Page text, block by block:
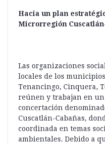
Hacia un plan
Microrregión
Las organizaciones
locales de los
Tenancingo, Cinquera,
reúnen y trabajan en un
concertación
Cuscatlán-Cabañas,
coordinada en temas
ambientales. Debido a